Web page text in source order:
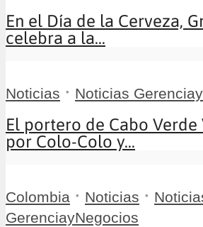
En el Día de la Cerveza,
celebra a la...
Noticias • Noticias
El portero de Cabo
por Colo-Colo y...
Colombia • Noticias •
GerenciayNegocios